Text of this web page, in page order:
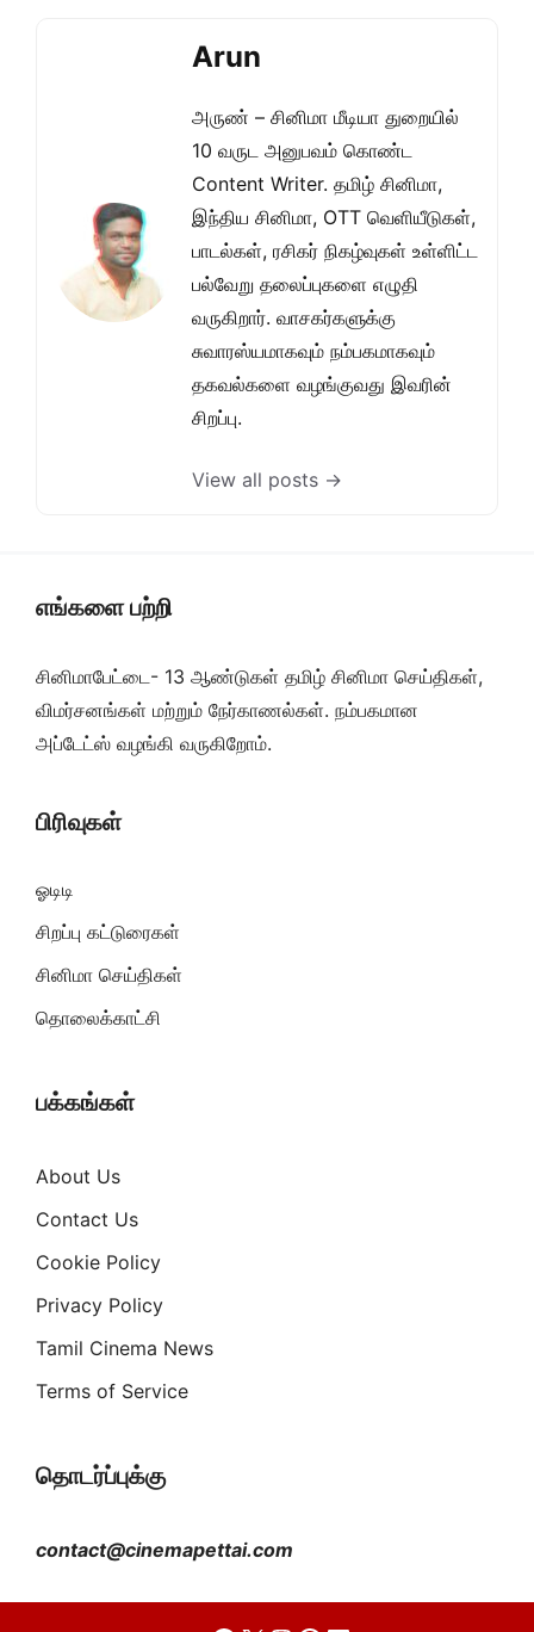
Arun
அருண் – சினிமா மீடியா துறையில்
10 வருட அனுபவம் கொண்ட
Content Writer. தமிழ் சினிமா,
இந்திய சினிமா, OTT வெளியீடுகள்,
பாடல்கள், ரசிகர் நிகழ்வுகள் உள்ளிட்ட
பல்வேறு தலைப்புகளை எழுதி
வருகிறார். வாசகர்களுக்கு
சுவாரஸ்யமாகவும் நம்பகமாகவும்
தகவல்களை வழங்குவது இவரின்
சிறப்பு.
View all posts →
எங்களை பற்றி
சினிமாபேட்டை- 13 ஆண்டுகள் தமிழ் சினிமா செய்திகள்,
விமர்சனங்கள் மற்றும் நேர்காணல்கள். நம்பகமான
அப்டேட்ஸ் வழங்கி வருகிறோம்.
பிரிவுகள்
ஓடிடி
சிறப்பு கட்டுரைகள்
சினிமா செய்திகள்
தொலைக்காட்சி
பக்கங்கள்
About Us
Contact Us
Cookie Policy
Privacy Policy
Tamil Cinema News
Terms of Service
தொடர்ப்புக்கு
contact@cinemapettai.com